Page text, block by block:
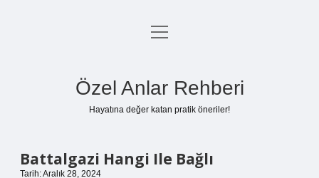
Anasayfa
menüyü
Özel Anlar Rehberi
Hayatına değer katan pratik öneriler!
Battalgazi Hangi Ile Bağlı
Tarih: Aralık 28, 2024